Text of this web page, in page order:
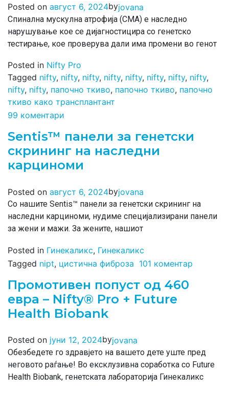
Posted on август 6, 2024byjovana
Спинална мускулна атрофија (СМА) е наследно
нарушување кое се дијагностицира со генетско
тестирање, кое проверува дали има промени во генот
Posted in Nifty Pro
Tagged nifty, nifty, nifty, nifty, nifty, nifty, nifty, nifty,
nifty, nifty, папочно ткиво, папочно ткиво, папочно
ткиво како трансплантант
99 коментари
Sentis™ панели за генетски
скрининг на наследни
карциноми
Posted on август 6, 2024byjovana
Со нашите Sentis™ панели за генетски скрининг на
наследни карциноми, нудиме специјализирани панели
за жени и мажи. За жените, нашиот
Posted in Гинекаликс, Гинекаликс
Tagged nipt, цистична фиброза 101 коментар
Промотивен попуст од 460
евра – Nifty® Pro + Future
Health Biobank
Posted on јуни 12, 2024byjovana
Обезбедете го здравјето на вашето дете уште пред
неговото раѓање! Во ексклузивна соработка со Future
Health Biobank, генетската лабораторија Гинекаликс